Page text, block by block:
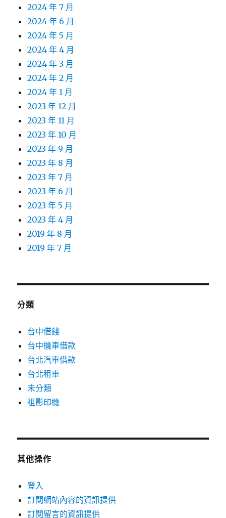
2024 年 7 月
2024 年 6 月
2024 年 5 月
2024 年 4 月
2024 年 3 月
2024 年 2 月
2024 年 1 月
2023 年 12 月
2023 年 11 月
2023 年 10 月
2023 年 9 月
2023 年 8 月
2023 年 7 月
2023 年 6 月
2023 年 5 月
2023 年 4 月
2019 年 8 月
2019 年 7 月
分類
台中借錢
台中機車借款
台北汽車借款
台北租車
未分類
租影印機
其他操作
登入
訂閱網站內容的資訊提供
訂閱留言的資訊提供